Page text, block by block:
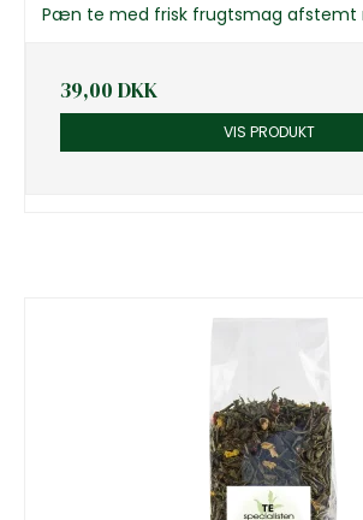
Pæn te med frisk frugtsmag afstemt
39,00 DKK
VIS PRODUKT